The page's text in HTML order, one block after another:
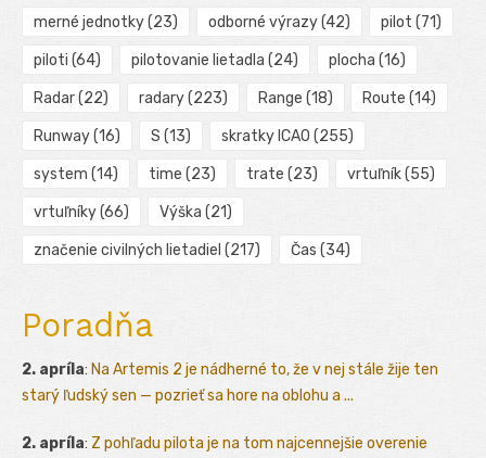
merné jednotky(23) odborné výrazy(42) pilot (71)
piloti (64) pilotovanie lietadla (24) plocha (16)
Radar(22) radary(223) Range (18) Route (14)
Runway(16) S (13) skratky ICAO (255)
system (14) time (23) trate (23) vrtuľník(55)
vrtuľníky(66) Výška (21)
značenie civilných lietadiel (217) Čas (34)
Poradňa
2. apríla: Na Artemis 2 je nádherné to, že v nej stále žije ten
starý ľudský sen — pozrieť sa hore na oblohu a ...
2. apríla: Z pohľadu pilota je na tom najcennejšie overenie